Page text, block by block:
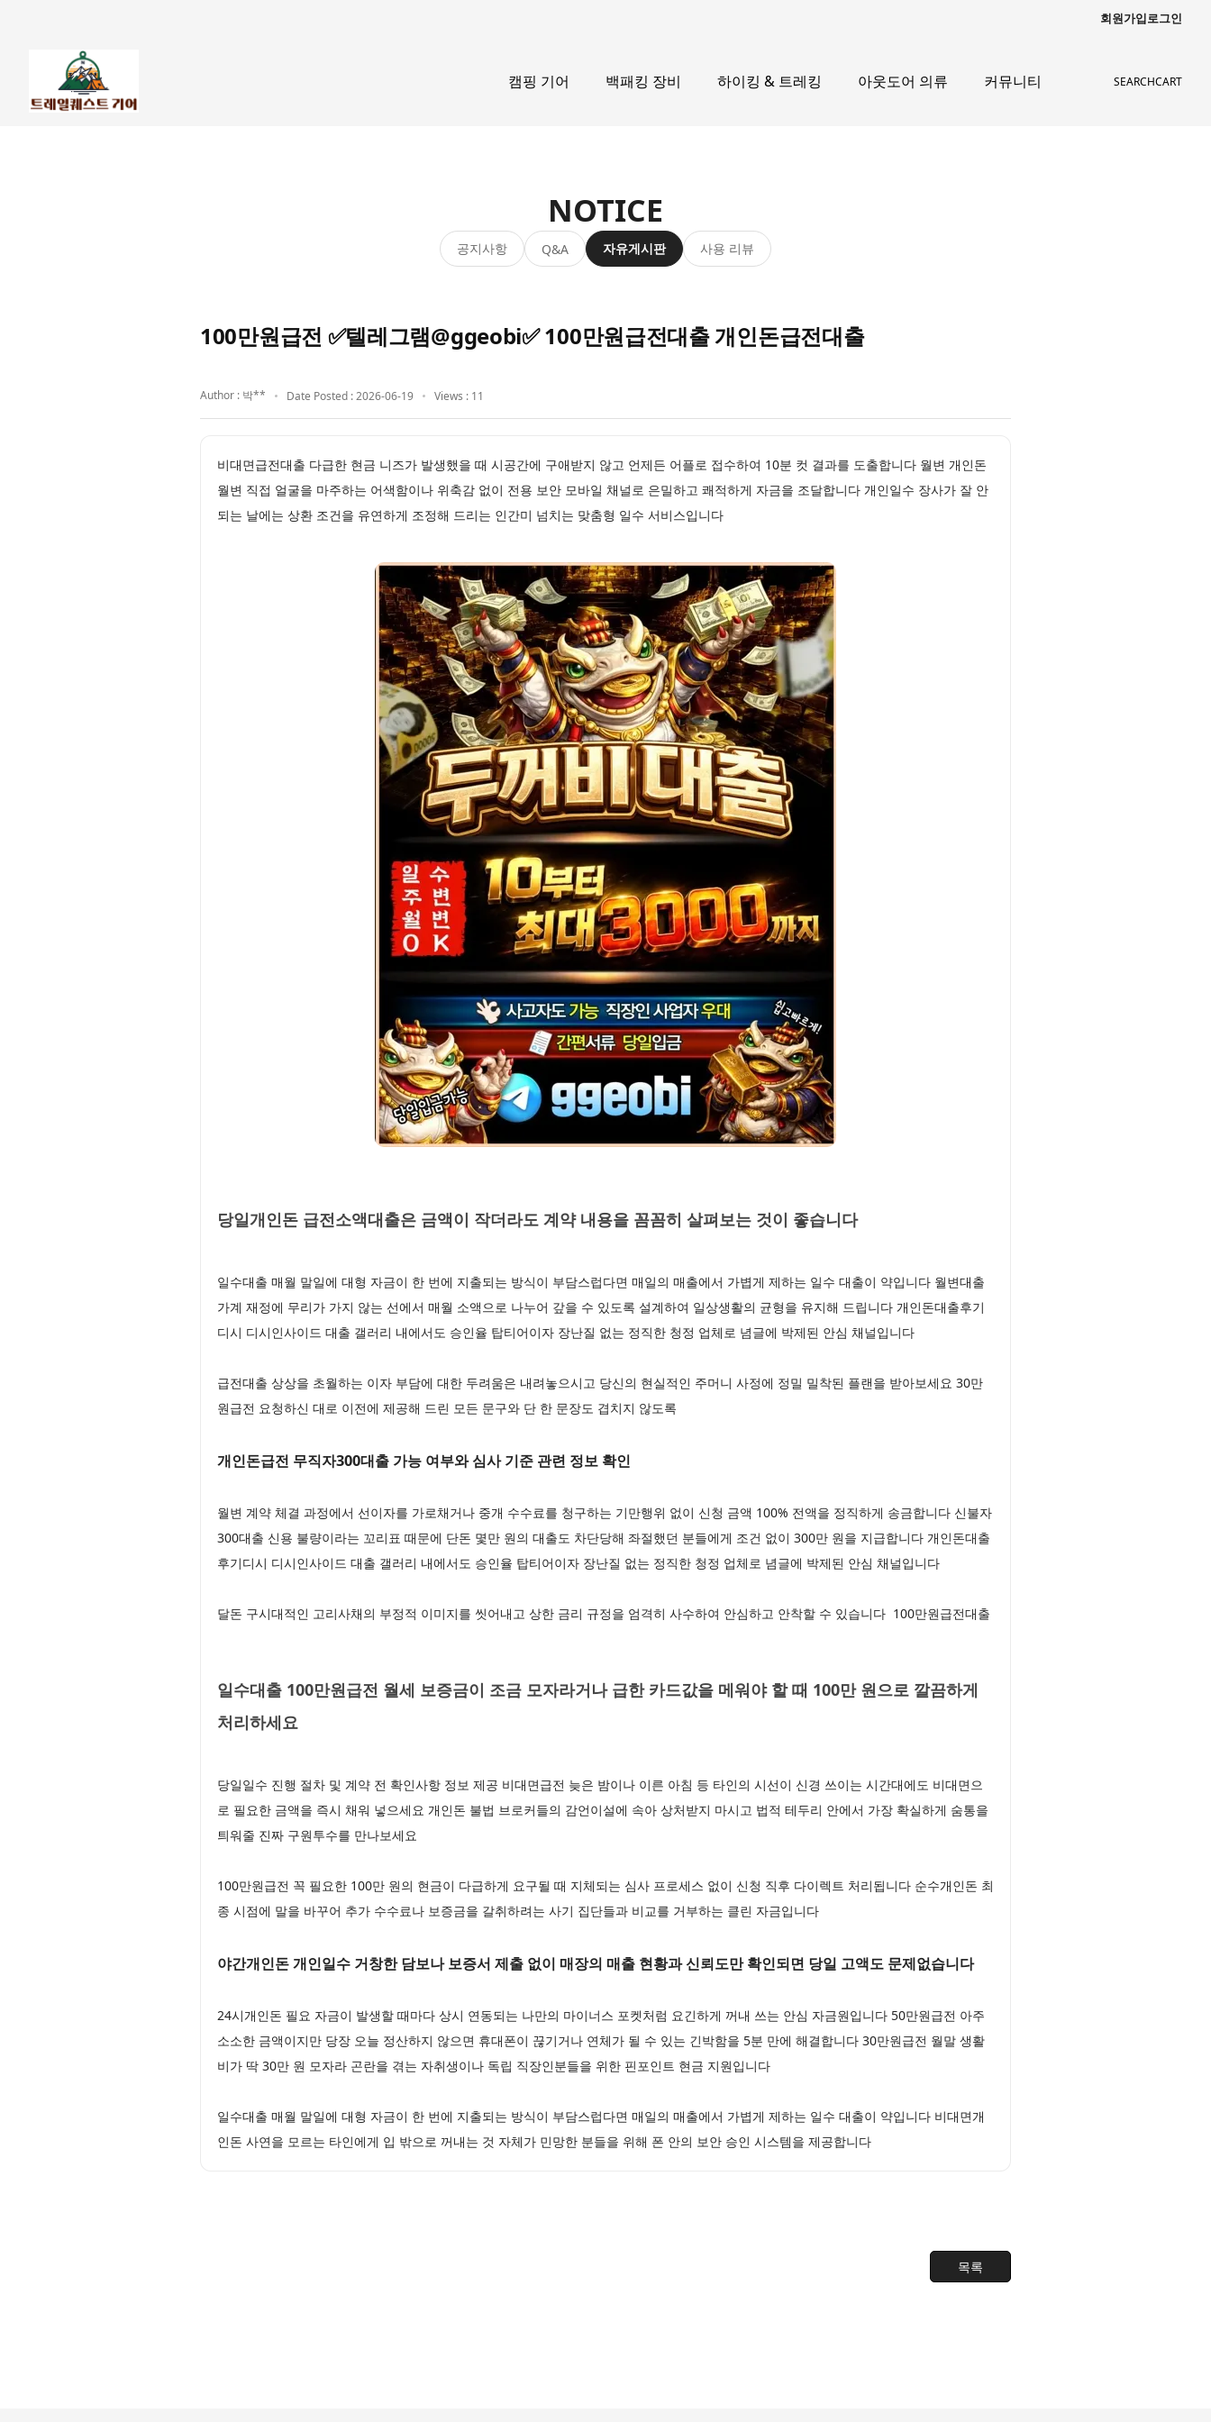
회원가입로그인
캠핑 기어 백패킹 장비 하이킹 & 트레킹 아웃도어 의류 커뮤니티 SEARCHCART
NOTICE
공지사항 Q&A 자유게시판 사용 리뷰
100만원급전 ✅텔레그램@ggeobi✅ 100만원급전대출 개인돈급전대출
Author : 박** Date Posted : 2026-06-19 Views : 11
비대면급전대출 다급한 현금 니즈가 발생했을 때 시공간에 구애받지 않고 언제든 어플로 접수하여 10분 컷 결과를 도출합니다 월변 개인돈
월변 직접 얼굴을 마주하는 어색함이나 위축감 없이 전용 보안 모바일 채널로 은밀하고 쾌적하게 자금을 조달합니다 개인일수 장사가 잘 안
되는 날에는 상환 조건을 유연하게 조정해 드리는 인간미 넘치는 맞춤형 일수 서비스입니다
당일개인돈 급전소액대출은 금액이 작더라도 계약 내용을 꼼꼼히 살펴보는 것이 좋습니다
일수대출 매월 말일에 대형 자금이 한 번에 지출되는 방식이 부담스럽다면 매일의 매출에서 가볍게 제하는 일수 대출이 약입니다 월변대출
가계 재정에 무리가 가지 않는 선에서 매월 소액으로 나누어 갚을 수 있도록 설계하여 일상생활의 균형을 유지해 드립니다 개인돈대출후기
디시 디시인사이드 대출 갤러리 내에서도 승인율 탑티어이자 장난질 없는 정직한 청정 업체로 념글에 박제된 안심 채널입니다
급전대출 상상을 초월하는 이자 부담에 대한 두려움은 내려놓으시고 당신의 현실적인 주머니 사정에 정밀 밀착된 플랜을 받아보세요 30만
원급전 요청하신 대로 이전에 제공해 드린 모든 문구와 단 한 문장도 겹치지 않도록
개인돈급전 무직자300대출 가능 여부와 심사 기준 관련 정보 확인
월변 계약 체결 과정에서 선이자를 가로채거나 중개 수수료를 청구하는 기만행위 없이 신청 금액 100% 전액을 정직하게 송금합니다 신불자
300대출 신용 불량이라는 꼬리표 때문에 단돈 몇만 원의 대출도 차단당해 좌절했던 분들에게 조건 없이 300만 원을 지급합니다 개인돈대출
후기디시 디시인사이드 대출 갤러리 내에서도 승인율 탑티어이자 장난질 없는 정직한 청정 업체로 념글에 박제된 안심 채널입니다
달돈 구시대적인 고리사채의 부정적 이미지를 씻어내고 상한 금리 규정을 엄격히 사수하여 안심하고 안착할 수 있습니다 100만원급전대출
일수대출 100만원급전 월세 보증금이 조금 모자라거나 급한 카드값을 메워야 할 때 100만 원으로 깔끔하게
처리하세요
당일일수 진행 절차 및 계약 전 확인사항 정보 제공 비대면급전 늦은 밤이나 이른 아침 등 타인의 시선이 신경 쓰이는 시간대에도 비대면으
로 필요한 금액을 즉시 채워 넣으세요 개인돈 불법 브로커들의 감언이설에 속아 상처받지 마시고 법적 테두리 안에서 가장 확실하게 숨통을
틔워줄 진짜 구원투수를 만나보세요
100만원급전 꼭 필요한 100만 원의 현금이 다급하게 요구될 때 지체되는 심사 프로세스 없이 신청 직후 다이렉트 처리됩니다 순수개인돈 최
종 시점에 말을 바꾸어 추가 수수료나 보증금을 갈취하려는 사기 집단들과 비교를 거부하는 클린 자금입니다
야간개인돈 개인일수 거창한 담보나 보증서 제출 없이 매장의 매출 현황과 신뢰도만 확인되면 당일 고액도 문제없습니다
24시개인돈 필요 자금이 발생할 때마다 상시 연동되는 나만의 마이너스 포켓처럼 요긴하게 꺼내 쓰는 안심 자금원입니다 50만원급전 아주
소소한 금액이지만 당장 오늘 정산하지 않으면 휴대폰이 끊기거나 연체가 될 수 있는 긴박함을 5분 만에 해결합니다 30만원급전 월말 생활
비가 딱 30만 원 모자라 곤란을 겪는 자취생이나 독립 직장인분들을 위한 핀포인트 현금 지원입니다
일수대출 매월 말일에 대형 자금이 한 번에 지출되는 방식이 부담스럽다면 매일의 매출에서 가볍게 제하는 일수 대출이 약입니다 비대면개
인돈 사연을 모르는 타인에게 입 밖으로 꺼내는 것 자체가 민망한 분들을 위해 폰 안의 보안 승인 시스템을 제공합니다
목록